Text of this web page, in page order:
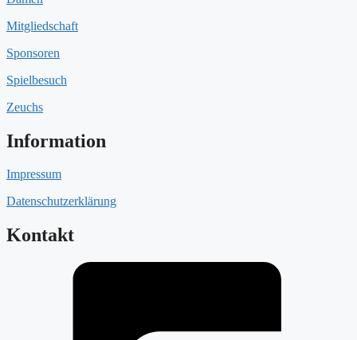
Mitgliedschaft
Sponsoren
Spielbesuch
Zeuchs
Information
Impressum
Datenschutzerklärung
Kontakt